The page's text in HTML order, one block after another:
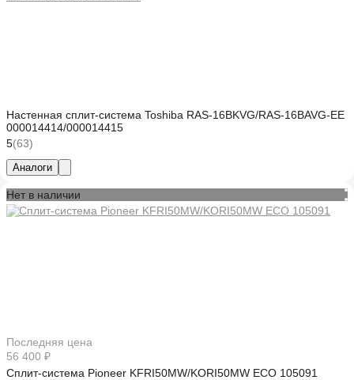
Настенная сплит-система Toshiba RAS-16BKVG/RAS-16BAVG-EE
000014414/000014415
5(63)
Аналоги
Нет в наличии
Последняя цена
56 400 ₽
Сплит-система Pioneer KFRI50MW/KORI50MW ECO 105091